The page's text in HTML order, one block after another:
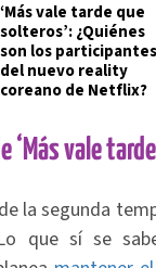
‘Más vale tarde que
solteros’: ¿Quiénes
son los participantes
del nuevo reality
coreano de Netflix?
‘Más vale
la segunda
que sí se